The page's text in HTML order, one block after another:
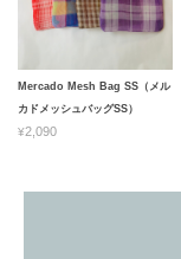
Mercado Mesh Bag SS（メル
カドメッシュバッグSS）
¥2,090